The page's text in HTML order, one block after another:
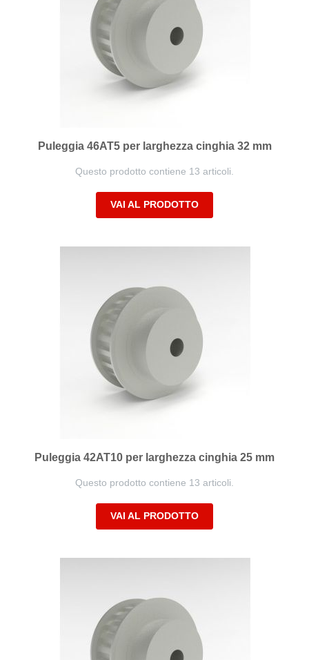
Puleggia 46AT5 per larghezza cinghia 32 mm
Questo prodotto contiene 13 articoli.
VAI AL PRODOTTO
Puleggia 42AT10 per larghezza cinghia 25 mm
Questo prodotto contiene 13 articoli.
VAI AL PRODOTTO